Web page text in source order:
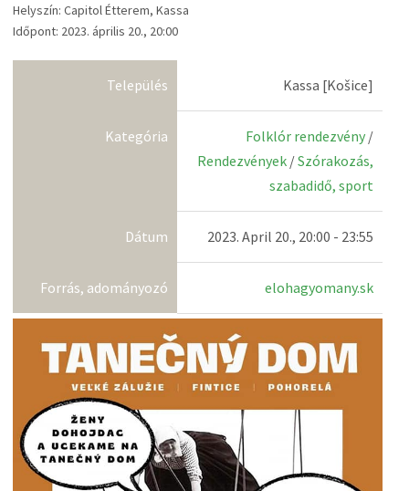
Helyszín: Capitol Étterem, Kassa
Időpont: 2023. április 20., 20:00
Település Kassa [Košice]
Kategória Folklór rendezvény /
Rendezvények /Szórakozás,
szabadidő, sport
Dátum 2023. April 20., 20:00 - 23:55
Forrás, adományozó elohagyomany.sk